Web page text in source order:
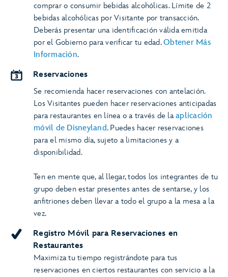
comprar o consumir bebidas alcohólicas. Límite de 2
bebidas alcohólicas por Visitante por transacción.
Deberás presentar una identificación válida emitida
por el Gobierno para verificar tu edad.Obtener Más
Información.
Reservaciones
Se recomienda hacer reservaciones con antelación.
Los Visitantes pueden hacer reservaciones anticipadas
para restaurantes en línea o a través de laaplicación
móvil de Disneyland. Puedes hacer reservaciones
para el mismo día, sujeto a limitaciones y a
disponibilidad.
Ten en mente que, al llegar, todos los integrantes de tu
grupo deben estar presentes antes de sentarse, y los
anfitriones deben llevar a todo el grupo a la mesa a la
vez.
Registro Móvil para Reservaciones en
Restaurantes
Maximiza tu tiempo registrándote para tus
reservaciones en ciertos restaurantes con servicio a la